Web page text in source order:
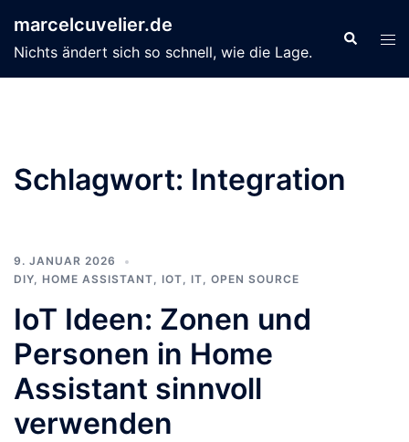
Inhalt
springen
marcelcuvelier.de
Nichts ändert sich so schnell, wie die Lage.
Suche
Schlagwort: Integration
9. JANUAR 2026
DIY, HOME ASSISTANT, IOT, IT, OPEN SOURCE
IoT Ideen: Zonen und
Personen in Home
Assistant sinnvoll
verwenden